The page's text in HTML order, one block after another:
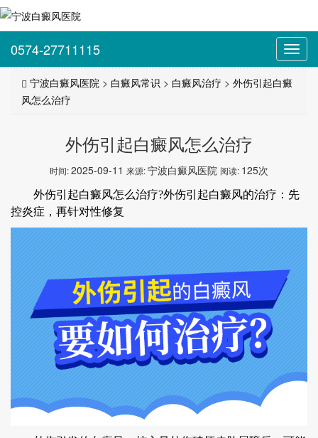
0574-27711115
宁波白癜风医院 > 白癜风常识 > 白癜风治疗 > 外伤引起白癜
风怎么治疗
外伤引起白癜风怎么治疗
时间:2025-09-11 来源:宁波白癜风医院 阅读: 125次
外伤引起白癜风怎么治疗?外伤引起白癜风的治疗：先
控炎症，再针对性修复